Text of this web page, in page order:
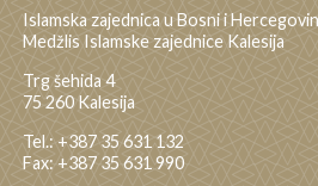
Islamska zajednica u Bosni i
Medžlis Islamske zajednice Kalesija
Trg šehida 4
75 260 Kalesija
Tel.: +387 35 631 132
Fax: +387 35 631 990